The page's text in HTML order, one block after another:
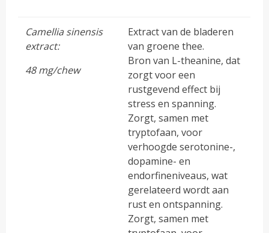
Camellia sinensis
extract:
48 mg/chew
Extract van de bladeren
van groene thee.
Bron van L-theanine, dat
zorgt voor een
rustgevend effect bij
stress en spanning.
Zorgt, samen met
tryptofaan, voor
verhoogde serotonine-,
dopamine- en
endorfineniveaus, wat
gerelateerd wordt aan
rust en ontspanning.
Zorgt, samen met